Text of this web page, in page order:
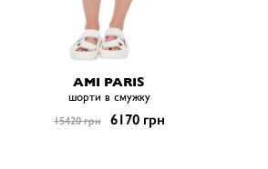
AMI PARIS
шорти в смужку
15420 грн 6170 грн